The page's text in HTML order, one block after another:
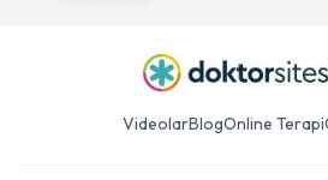
VideolarBlogOnline Terapi